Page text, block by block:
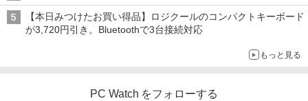
【本日みつけたお買い得品】ロジクールのコンパクトキーボード
が3,720円引き。Bluetoothで3台接続対応
もっと見る
PC Watch をフォローする